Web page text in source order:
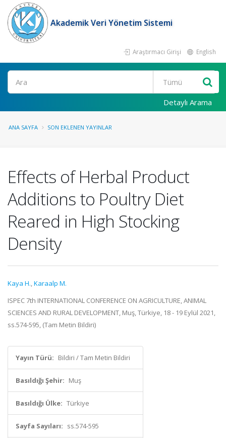
Akademik Veri Yönetim Sistemi
Araştırmacı Girişi English
Ara
Detaylı Arama
ANA SAYFA SON EKLENEN YAYINLAR
Effects of Herbal Product
Additions to Poultry Diet
Reared in High Stocking
Density
Kaya H.,Karaalp M.
ISPEC 7th INTERNATIONAL CONFERENCE ON AGRICULTURE, ANIMAL
SCIENCES AND RURAL DEVELOPMENT, Muş, Türkiye, 18 - 19 Eylül 2021,
ss.574-595, (Tam Metin Bildiri)
Yayın Türü: Bildiri / Tam Metin Bildiri
Basıldığı Şehir: Muş
Basıldığı Ülke: Türkiye
Sayfa Sayıları: ss.574-595